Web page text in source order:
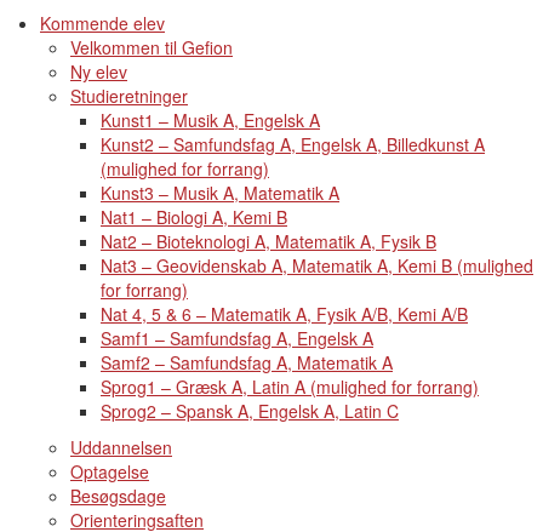
Kommende elev
Velkommen til Gefion
Ny elev
Studieretninger
Kunst1 – Musik A, Engelsk A
Kunst2 – Samfundsfag A, Engelsk A, Billedkunst A
(mulighed for forrang)
Kunst3 – Musik A, Matematik A
Nat1 – Biologi A, Kemi B
Nat2 – Bioteknologi A, Matematik A, Fysik B
Nat3 – Geovidenskab A, Matematik A, Kemi B (mulighed
for forrang)
Nat 4, 5 & 6 – Matematik A, Fysik A/B, Kemi A/B
Samf1 – Samfundsfag A, Engelsk A
Samf2 – Samfundsfag A, Matematik A
Sprog1 – Græsk A, Latin A (mulighed for forrang)
Sprog2 – Spansk A, Engelsk A, Latin C
Uddannelsen
Optagelse
Besøgsdage
Orienteringsaften